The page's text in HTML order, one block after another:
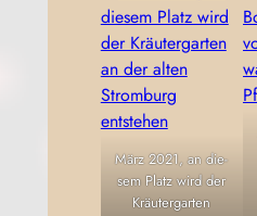
März 2021, an die­
sem Platz wird der
Kräu­ter­gar­ten